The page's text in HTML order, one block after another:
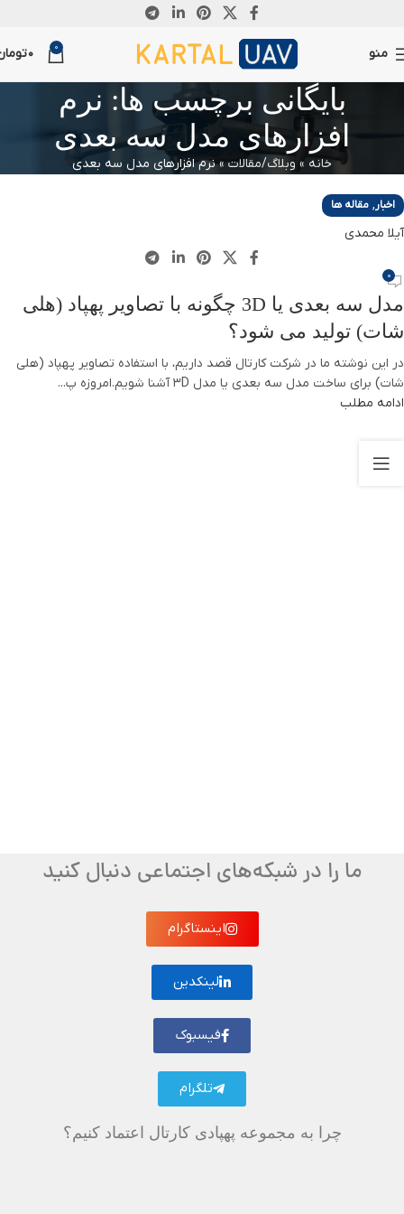
منو 0
0
بایگانی برچسب ها: نرم
افزارهای مدل سه بعدی
خانه » وبلاگ/مقالات»نرم افزارهای مدل سه بعدی
دسامبر
اخبار, مقاله ها
آیلا محمدی
0
مدل سه بعدی یا 3D چگونه با تصاویر پهپاد (هلی
شات) تولید می شود؟
در این نوشته ما در شرکت کارتال قصد داریم، با استفاده تصاویر پهپاد (هلی
شات) برای ساخت مدل سه بعدی یا مدل 3D آشنا شویم.امروزه پ...
ادامه مطلب
ما را در شبکه‌های اجتماعی دنبال کنید
اینستاگرام
لینکدین
فیسبوک
تلگرام
چرا به مجموعه پهپادی کارتال اعتماد کنیم؟